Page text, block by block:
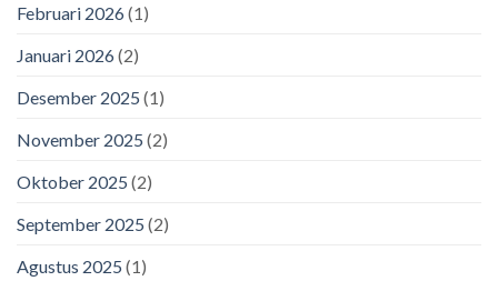
Februari 2026(1)
Januari 2026(2)
Desember 2025 (1)
November 2025 (2)
Oktober 2025 (2)
September 2025 (2)
Agustus 2025 (1)